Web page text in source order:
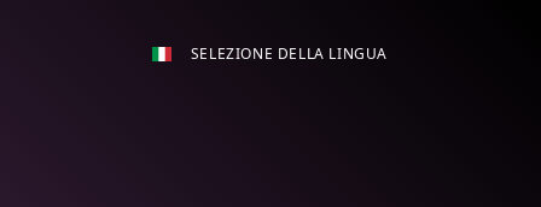
SELEZIONE DELLA LINGUA